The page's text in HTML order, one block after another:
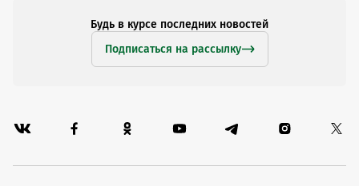
Будь в курсе последних новостей
Подписаться на рассылку